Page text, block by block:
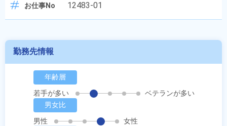
お仕事No 12483-01
勤務先情報
年齢層
若手が多い
ベテランが多い
男女比
男性
女性